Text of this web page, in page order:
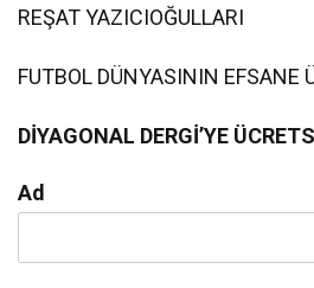
REŞAT YAZICIOĞULLARI
FUTBOL DÜNYASININ EFSANE
DİYAGONAL DERGİ’YE
Ad